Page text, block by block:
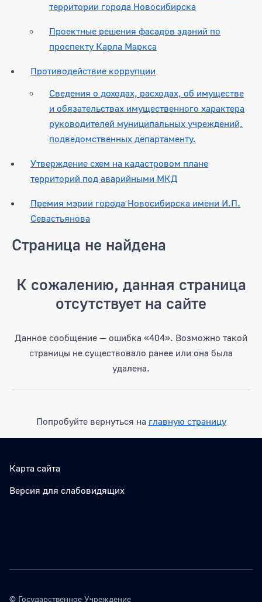
территории города Новосибирска
Проектные решения фасадов зданий по
проспекту Карла Маркса
Противодействие коррупции
Сведения о доходах, расходах, об имуществе
и обязательствах имущественного характера
руководителей муниципальных учреждений,
подведомственных департаменту.
Утверждение схем на кадастровом плане
территорий под аварийными МКД
Премия мэрии города Новосибирска имени И.П.
Севастьянова
Страница не найдена
К сожалению, данная страница
отсутствует на сайте
Данное сообщение — ошибка «404». Возможно такой
страницы не существовало ранее или она была
удалена.
Попробуйте вернуться на главную страницу
Карта сайта
Версия для слабовидящих
© Государственное Учреждение